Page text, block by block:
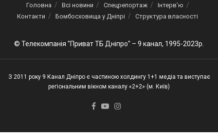
Головна Всі новини Спецрепортаж
Інтерв’ю
Контакти
Бомбосховища у Дніпрі Структура власності
© Телекомпанія "Приват ТБ Дніпро" – 9 канал, 1995-2023р.
З 2011 року 9 Канал Дніпро є частиною холдингу 1+1 медіа та виступає
регіональним вікном каналу «2+2» (м. Київ)